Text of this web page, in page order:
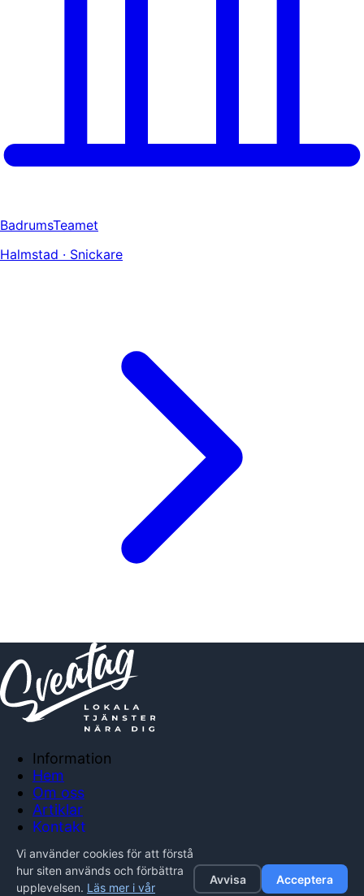
BadrumsTeamet
Halmstad · Snickare
Information
Hem
Om oss
Artiklar
Kontakt
Integritetspolicy
Vi använder cookies för att förstå
hur siten används och förbättra
upplevelsen. Läs mer i vår
Avvisa Acceptera